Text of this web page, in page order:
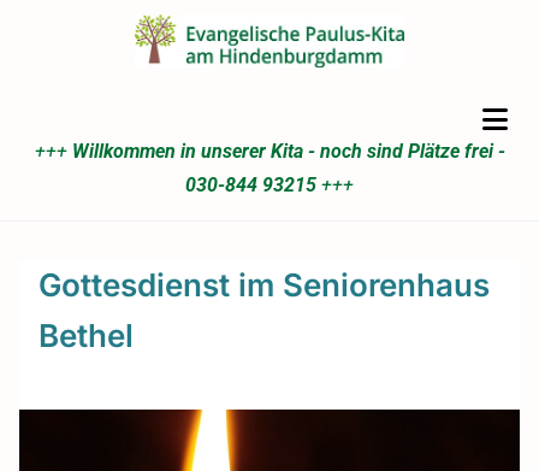
+++ Willkommen in unserer Kita - noch sind Plätze frei -
030-844 93215 +++
Gottesdienst im Seniorenhaus
Bethel